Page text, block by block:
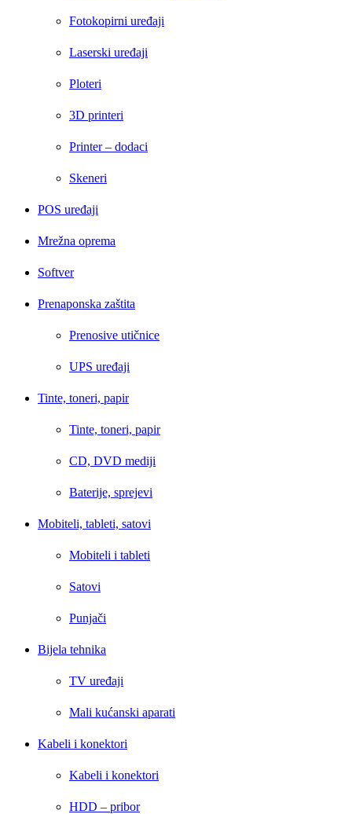
Fotokopirni uređaji
Laserski uređaji
Ploteri
3D printeri
Printer – dodaci
Skeneri
POS uređaji
Mrežna oprema
Softver
Prenaponska zaštita
Prenosive utičnice
UPS uređaji
Tinte, toneri, papir
Tinte, toneri, papir
CD, DVD mediji
Baterije, sprejevi
Mobiteli, tableti, satovi
Mobiteli i tableti
Satovi
Punjači
Bijela tehnika
TV uređaji
Mali kućanski aparati
Kabeli i konektori
Kabeli i konektori
HDD – pribor